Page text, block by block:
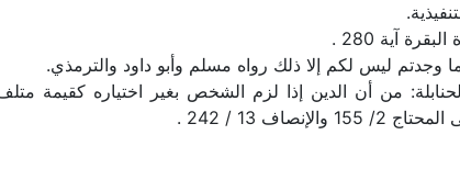
من أن الدين إذا لزم الشخص بغير اختياره كقيمة